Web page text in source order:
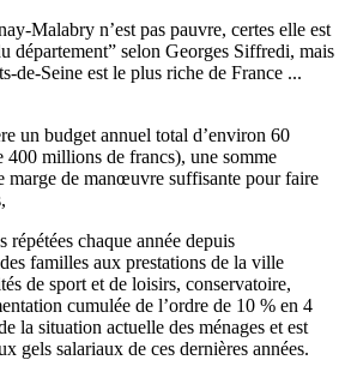
Malabry n’est pas pauvre, certes elle est
département” selon Georges Siffredi, mais
de-Seine est le plus riche de France ...
un budget annuel total d’environ 60
400 millions de francs), une somme
marge de manœuvre suffisante pour faire
répétées chaque année depuis
familles aux prestations de la ville
de sport et de loisirs, conservatoire,
cumulée de l’ordre de 10 % en 4
la situation actuelle des ménages et est
gels salariaux de ces dernières années.